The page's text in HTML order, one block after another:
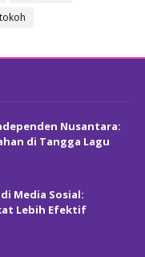
tokoh
Nusantara:
di Tangga Lagu
Media Sosial:
Lebih Efektif